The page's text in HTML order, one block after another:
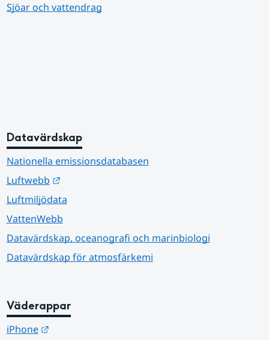
Sjöar och vattendrag
Datavärdskap
Nationella emissionsdatabasen
Luftwebb
Länk till annan webbplats.
Luftmiljödata
VattenWebb
Datavärdskap, oceanografi och marinbiologi
Datavärdskap för atmosfärkemi
Väderappar
iPhone Länk till annan webbplats.